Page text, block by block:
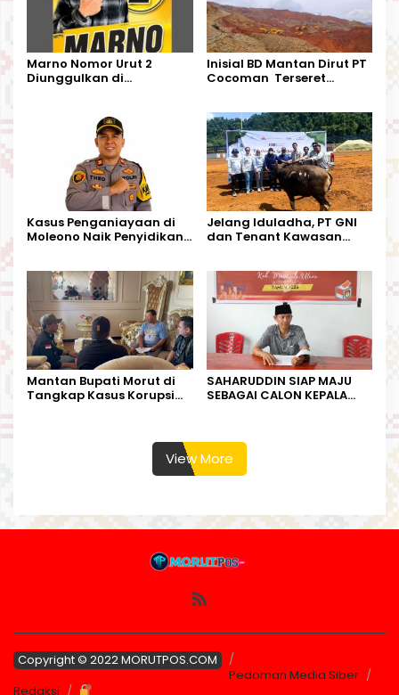
Marno Nomor Urut 2
Diunggulkan di
Harapan Warga
Inisial BD Mantan Dirut PT
Cocoman Terseret
Kalimantan Barat
Kasus Penganiayaan di
Moleono Naik Penyidikan,
Jelang Iduladha, PT GNI
dan Tenant Kawasan
Mantan Bupati Morut di
Tangkap Kasus Korupsi
SAHARUDDIN SIAP MAJU
SEBAGAI CALON KEPALA
View More
Copyright © 2022 MORUTPOS.COM
Pedoman Media Siber
Redaksi